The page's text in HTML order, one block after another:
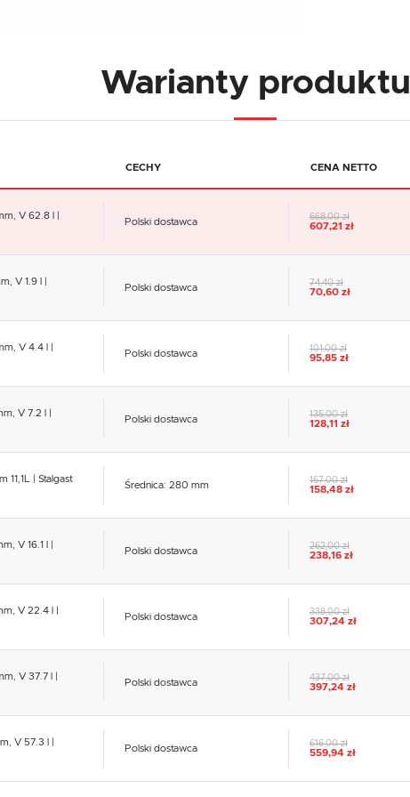
Warianty produktu
CECHY CENA NETTO
V 62.8 l |
Polski dostawca 668,00 zł
607,21 zł
V 1.9 l |
Polski dostawca 74,40 zł
70,60 zł
V 4.4 l |
Polski dostawca 101,00 zł
95,85 zł
V 7.2 l |
Polski dostawca 135,00 zł
128,11 zł
11,1L | Stalgast
Średnica: 280 mm 167,00 zł
158,48 zł
V 16.1 l |
Polski dostawca 262,00 zł
238,16 zł
V 22.4 l |
Polski dostawca 338,00 zł
307,24 zł
V 37.7 l |
Polski dostawca 437,00 zł
397,24 zł
V 57.3 l |
Polski dostawca 616,00 zł
559,94 zł
USTAWIENIA
wszystkie. W dowolnym momencie możesz dokonać zmiany swoich ustawień.
USTAWIENIA REGIONALNE